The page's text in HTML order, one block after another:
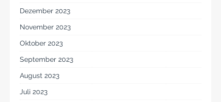
Dezember 2023
November 2023
Oktober 2023
September 2023
August 2023
Juli 2023